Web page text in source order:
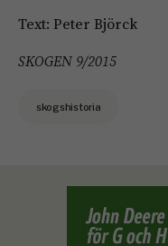
Text: Peter Björck
SKOGEN 9/2015
skogshistoria